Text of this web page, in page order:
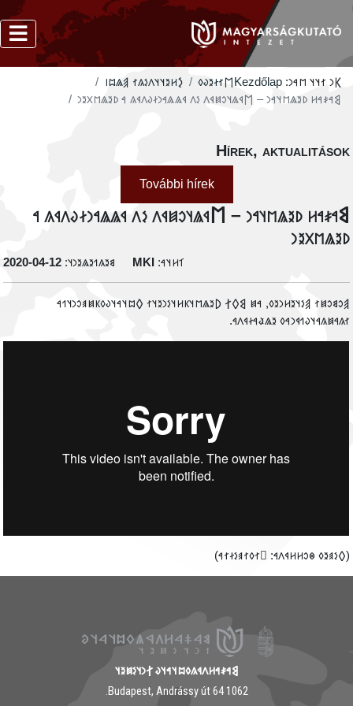
𐲞𐳙 𐳐𐳦𐳦 𐳮𐳀𐳙:
Kezdőlap
‮𐲮𐳐𐳇𐳉𐳜𐳓
‮𐲋𐳢𐳉𐳦𐳦𐳤𐳋𐳍𐳐 𐲠𐳖𐳪𐳥
‮𐲘𐳀𐳎𐳀𐳢 𐳚𐳉𐳖𐳮𐳦𐳀𐳙 – 𐲮𐳁𐳖𐳦𐳛𐳯𐳁𐳤 𐳋𐳤 𐳁𐳖𐳖𐳀𐳙𐳇𐳜𐳤𐳁𐳍 𐳀 𐳚𐳉𐳖𐳮𐳂𐳉𐳙
Hírek,
További hírek
‮𐲘𐳀𐳎𐳀𐳢 𐳚𐳉𐳖𐳮𐳦𐳀𐳙 – 𐲮𐳁𐳖𐳦𐳛𐳯𐳁𐳤 𐳋𐳤 𐳁𐳖𐳖𐳀𐳙𐳇𐳜𐳤𐳁𐳍
𐳑𐳢𐳦𐳀:
MKI
𐳘𐳉𐳍𐳒𐳉𐳖𐳉𐳙𐳦:
‭2020-04-12
‮𐲠𐳛𐳘𐳛𐳯𐳐 𐲠𐳋𐳦𐳉𐳢𐳙𐳉𐳓, 𐳀𐳯 𐲘𐲓𐲐 𐲚𐳉𐳖𐳮𐳦𐳞𐳢𐳦𐳋𐳙𐳉𐳦𐳐
𐳐𐳍𐳀𐳯𐳍𐳀𐳦𐳜𐳒𐳁𐳙𐳀𐳓
‮(𐲓𐳋𐳠𐳉𐳓 𐳌𐳛𐳢𐳢𐳁𐳤𐳀:
𐲘𐳀𐳎𐳀𐳢𐳤𐳁𐳍𐳓𐳪𐳦𐳀𐳦𐳜 𐲐𐳙𐳦𐳋𐳯𐳉𐳦
1062 Budapest, Andrássy út 64.